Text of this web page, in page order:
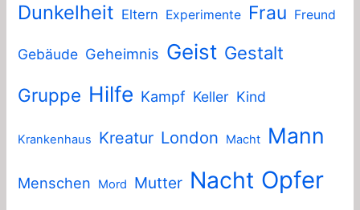
Dunkelheit Eltern Experimente Frau Freund
Gebäude Geheimnis Geist Gestalt
Gruppe Hilfe Kampf Keller Kind
Krankenhaus Kreatur London Macht Mann
Menschen Mord Mutter Nacht Opfer